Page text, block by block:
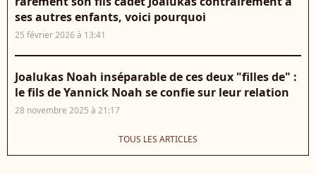
ses autres enfants, voici pourquoi
25 février 2026 à 13:41
Joalukas Noah inséparable de ces deux "filles de" :
le fils de Yannick Noah se confie sur leur relation
28 novembre 2025 à 21:17
TOUS LES ARTICLES